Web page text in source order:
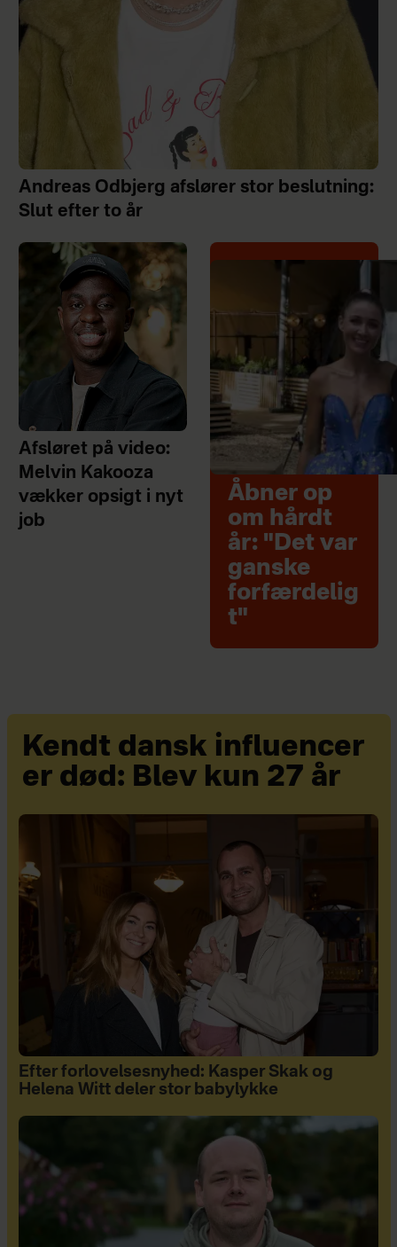
Andreas Odbjerg afslører stor beslutning:
Slut efter to år
Afsløret på video:
Melvin Kakooza
vækker opsigt i nyt
job
Åbner op
om hårdt
år: "Det var
ganske
forfærdelig
t"
Kendt dansk influencer
er død: Blev kun 27 år
Efter forlovelsesnyhed: Kasper Skak og
Helena Witt deler stor babylykke